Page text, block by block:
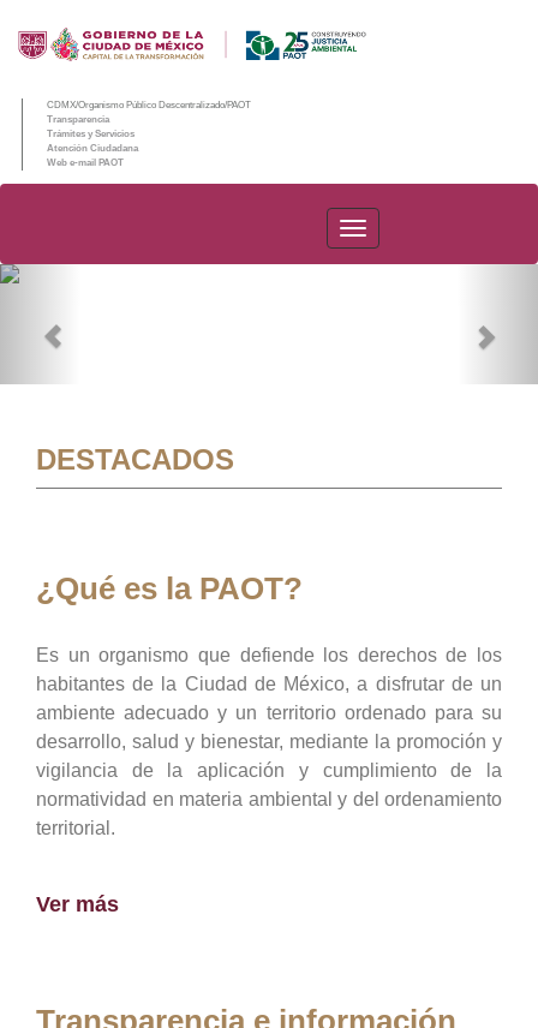
CDMX/Organismo Público Descentralizado/PAOT
Transparencia
Trámites y Servicios
Atención Ciudadana
Web e-mail PAOT
PAOT
DESTACADOS
¿Qué es la PAOT?
Es un organismo que defiende los derechos de los
habitantes de la Ciudad de México, a disfrutar de un
ambiente adecuado y un territorio ordenado para su
desarrollo, salud y bienestar, mediante la promoción y
vigilancia de la aplicación y cumplimiento de la
normatividad en materia ambiental y del ordenamiento
territorial.
Ver más
Transparencia e información